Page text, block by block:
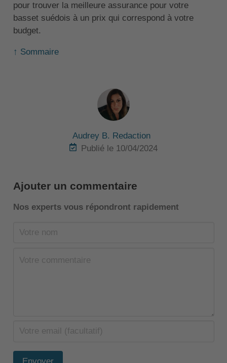
pour trouver la meilleure assurance pour votre
basset suédois à un prix qui correspond à votre
budget.
↑ Sommaire
Audrey B. Redaction
Publié le 10/04/2024
Ajouter un commentaire
Nos experts vous répondront rapidement